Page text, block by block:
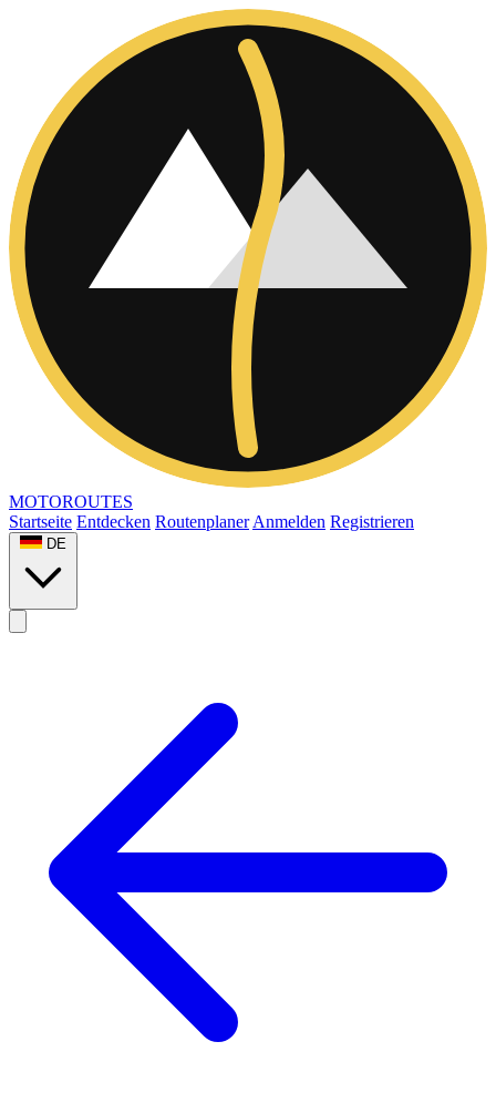
MOTOROUTES
Startseite Entdecken Routenplaner Anmelden Registrieren
DE